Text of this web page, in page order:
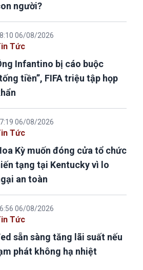
người?
06/08/2026
Tức
Infantino bị cáo buộc
tiền”, FIFA triệu tập họp
06/08/2026
Tức
Kỳ muốn đóng cửa tổ chức
tạng tại Kentucky vì lo
an toàn
06/08/2026
Tức
sẵn sàng tăng lãi suất nếu
phát không hạ nhiệt